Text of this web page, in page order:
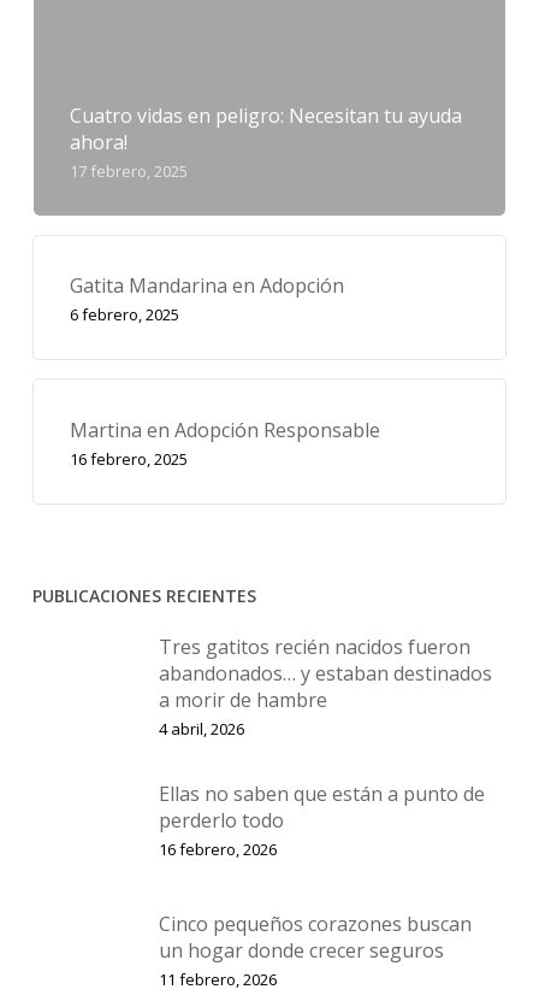
Cuatro vidas en peligro: Necesitan tu ayuda
ahora!
17 febrero, 2025
Gatita Mandarina en Adopción
6 febrero, 2025
Martina en Adopción Responsable
16 febrero, 2025
PUBLICACIONES RECIENTES
Tres gatitos recién nacidos fueron
abandonados… y estaban destinados
a morir de hambre
4 abril, 2026
Ellas no saben que están a punto de
perderlo todo
16 febrero, 2026
Cinco pequeños corazones buscan
un hogar donde crecer seguros
11 febrero, 2026